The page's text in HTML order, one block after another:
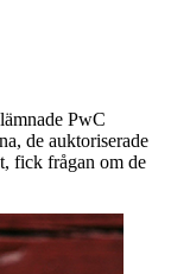
PwC
de auktoriserade
fick frågan om de